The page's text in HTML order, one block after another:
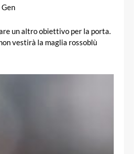
Gen
un altro obiettivo per la porta.
vestirà la maglia rossoblù